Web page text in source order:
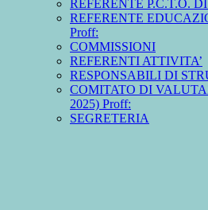
REFERENTE P.C.T.O.
REFERENTE
Proff:
COMMISSIONI
REFERENTI ATTIVITA’
RESPONSABILI DI
COMITATO DI
2025) Proff:
SEGRETERIA